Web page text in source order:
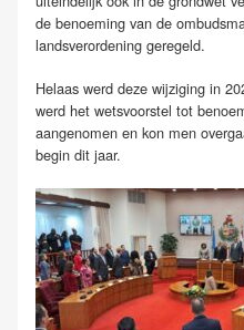
de benoeming van de
landsverordening geregeld.
Helaas werd deze wijziging in
werd het wetsvoorstel tot
aangenomen en kon men
begin dit jaar.